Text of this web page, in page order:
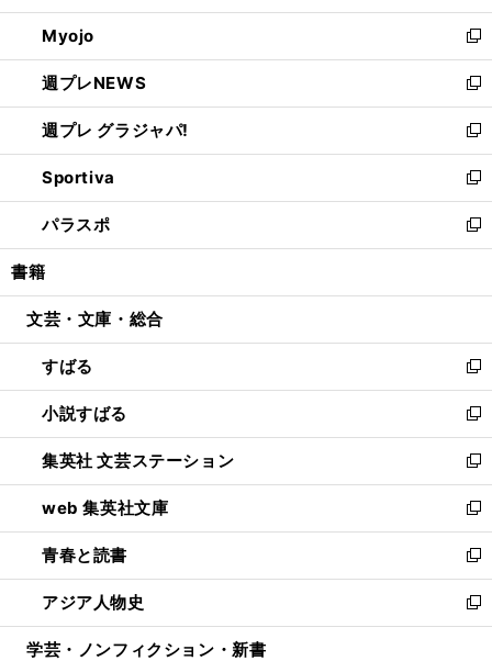
開
く
ウ
で
開
く
ン
ド
ウ
で
開
く
ウ
ィ
ン
ド
ウ
で
開
く
Myojo
新
し
い
ウ
ィ
ン
ド
ウ
で
開
週プレNEWS
新
し
い
ウ
ィ
ン
ド
ウ
開
週プレ グラジャパ!
新
し
い
ウ
ィ
ン
ウ
開
く
Sportiva
新
し
い
ウ
ン
ウ
で
開
く
パラスポ
新
し
ウ
ン
ド
ウ
で
開
く
書籍
文芸・文庫・総合
すばる
新
し
い
ウ
ィ
ン
ド
ウ
で
開
く
小説すばる
新
し
い
ウ
ィ
ン
ド
ウ
で
開
集英社 文芸ステーション
新
し
い
ウ
ィ
ン
ド
ウ
web 集英社文庫
新
し
い
ウ
ィ
ン
青春と読書
新
し
い
ウ
アジア人物史
新
し
学芸・ノンフィクション・新書